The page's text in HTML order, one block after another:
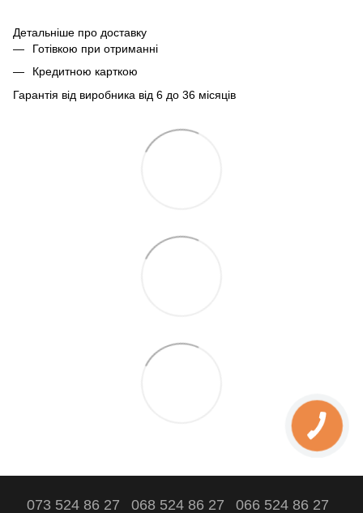
Детальніше про доставку
Готівкою при отриманні
Кредитною карткою
Гарантія від виробника від 6 до 36 місяців
073 524 86 27 068 524 86 27 066 524 86 27